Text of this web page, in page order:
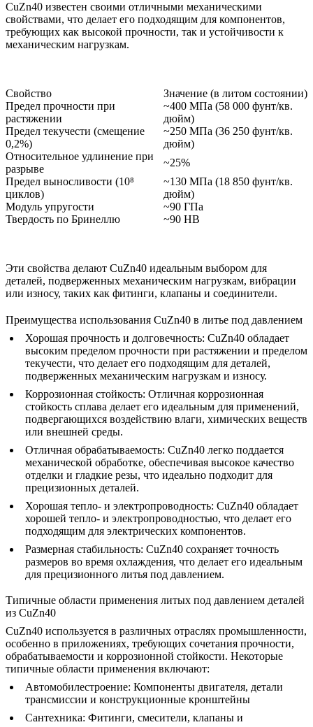
CuZn40 известен своими отличными механическими
свойствами, что делает его подходящим для компонентов,
требующих как высокой прочности, так и устойчивости к
механическим нагрузкам.
Свойство
Значение (в литом состоянии)
Предел прочности при
растяжении
~400 МПа (58 000 фунт/кв.
дюйм)
Предел текучести (смещение
0,2%)
~250 МПа (36 250 фунт/кв.
дюйм)
Относительное удлинение при
разрыве
~25%
Предел выносливости (10⁸
циклов)
~130 МПа (18 850 фунт/кв.
дюйм)
Модуль упругости
~90 ГПа
Твердость по Бринеллю
~90 HB
Эти свойства делают CuZn40 идеальным выбором для
деталей, подверженных механическим нагрузкам, вибрации
или износу, таких как фитинги, клапаны и соединители.
Преимущества использования CuZn40 в литье под давлением
Хорошая прочность и долговечность: CuZn40 обладает
высоким пределом прочности при растяжении и пределом
текучести, что делает его подходящим для деталей,
подверженных механическим нагрузкам и износу.
Коррозионная стойкость: Отличная коррозионная
стойкость сплава делает его идеальным для применений,
подвергающихся воздействию влаги, химических веществ
или внешней среды.
Отличная обрабатываемость: CuZn40 легко поддается
механической обработке, обеспечивая высокое качество
отделки и гладкие резы, что идеально подходит для
прецизионных деталей.
Хорошая тепло- и электропроводность: CuZn40 обладает
хорошей тепло- и электропроводностью, что делает его
подходящим для электрических компонентов.
Размерная стабильность: CuZn40 сохраняет точность
размеров во время охлаждения, что делает его идеальным
для прецизионного литья под давлением.
Типичные области применения литых под давлением деталей
из CuZn40
CuZn40 используется в различных отраслях промышленности,
особенно в приложениях, требующих сочетания прочности,
обрабатываемости и коррозионной стойкости. Некоторые
типичные области применения включают:
Автомобилестроение: Компоненты двигателя, детали
трансмиссии и конструкционные кронштейны
Сантехника: Фитинги, смесители, клапаны и